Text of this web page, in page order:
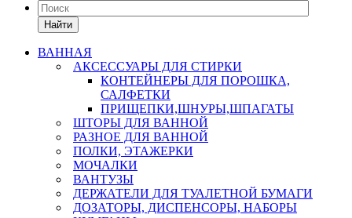
Найти
ВАННАЯ
АКСЕССУАРЫ ДЛЯ СТИРКИ
КОНТЕЙНЕРЫ ДЛЯ ПОРОШКА,
САЛФЕТКИ
ПРИЩЕПКИ,ШНУРЫ,ШПАГАТЫ
ШТОРЫ ДЛЯ ВАННОЙ
РАЗНОЕ ДЛЯ ВАННОЙ
ПОЛКИ, ЭТАЖЕРКИ
МОЧАЛКИ
ВАНТУЗЫ
ДЕРЖАТЕЛИ ДЛЯ ТУАЛЕТНОЙ БУМАГИ
ДОЗАТОРЫ, ДИСПЕНСОРЫ, НАБОРЫ